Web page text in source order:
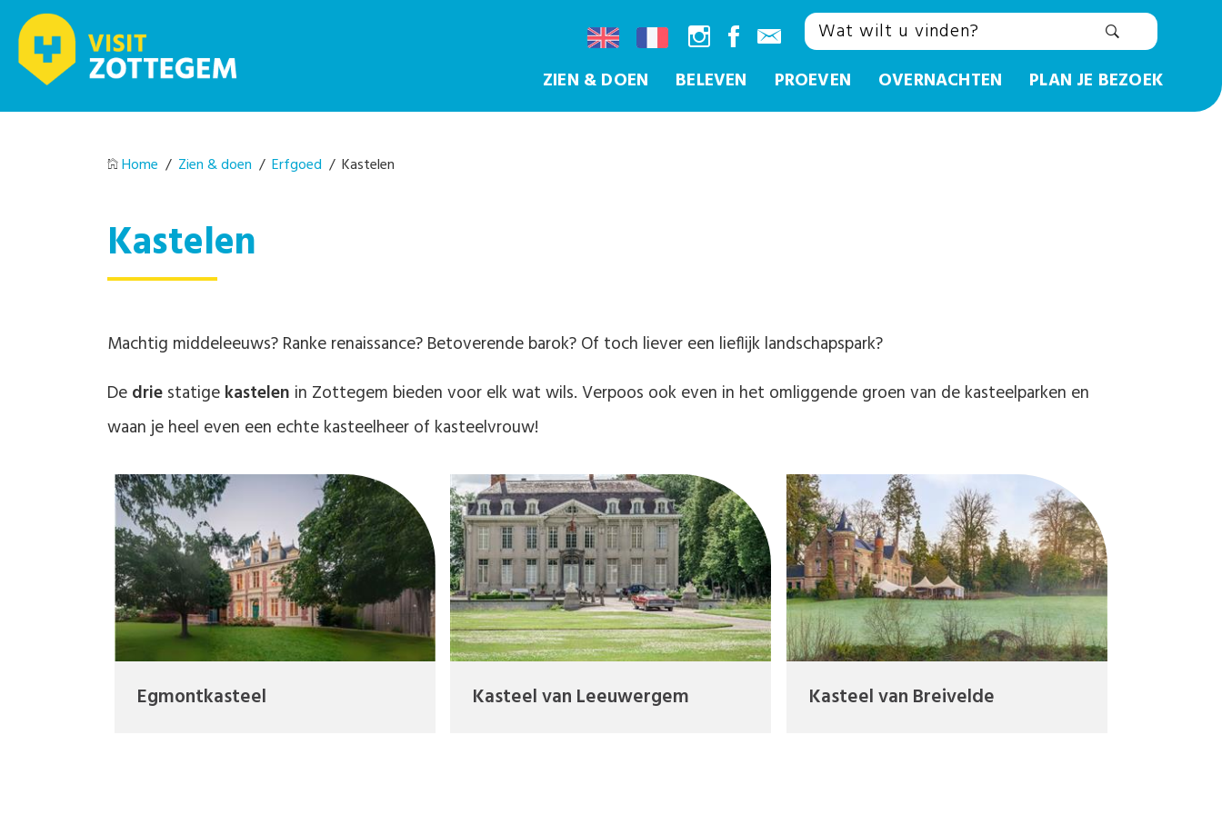
ZIEN & DOEN BELEVEN PROEVEN OVERNACHTEN PLAN JE BEZOEK
Home / Zien & doen / Erfgoed / Kastelen
Kastelen
Machtig middeleeuws? Ranke renaissance? Betoverende barok? Of toch liever een lieflijk landschapspark?
De drie statige kastelen in Zottegem bieden voor elk wat wils. Verpoos ook even in het omliggende groen van de kasteelparken en
waan je heel even een echte kasteelheer of kasteelvrouw!
Egmontkasteel Kasteel van Leeuwergem Kasteel van Breivelde